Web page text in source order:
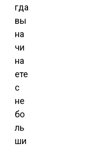
гда
вы
на
чи
на
ете
с
не
бо
ль
ши